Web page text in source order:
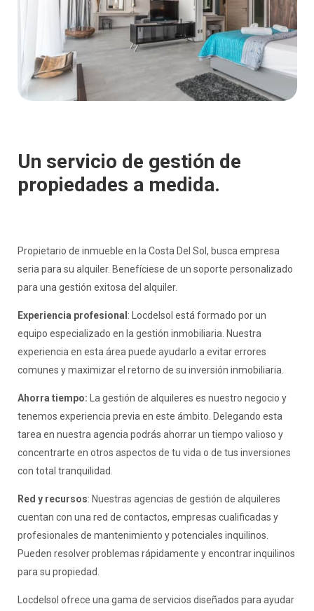
Un servicio de gestión de
propiedades a medida.
Propietario de inmueble en la Costa Del Sol, busca empresa
seria para su alquiler. Benefíciese de un soporte personalizado
para una gestión exitosa del alquiler.
Experiencia profesional: Locdelsol está formado por un
equipo especializado en la gestión inmobiliaria. Nuestra
experiencia en esta área puede ayudarlo a evitar errores
comunes y maximizar el retorno de su inversión inmobiliaria.
Ahorra tiempo: La gestión de alquileres es nuestro negocio y
tenemos experiencia previa en este ámbito. Delegando esta
tarea en nuestra agencia podrás ahorrar un tiempo valioso y
concentrarte en otros aspectos de tu vida o de tus inversiones
con total tranquilidad.
Red y recursos: Nuestras agencias de gestión de alquileres
cuentan con una red de contactos, empresas cualificadas y
profesionales de mantenimiento y potenciales inquilinos.
Pueden resolver problemas rápidamente y encontrar inquilinos
para su propiedad.
Locdelsol ofrece una gama de servicios diseñados para ayudar